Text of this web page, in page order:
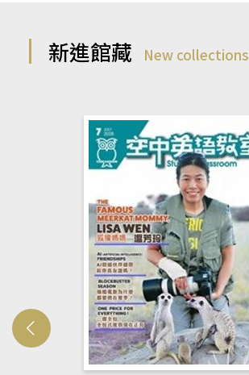
新進館藏 New collections